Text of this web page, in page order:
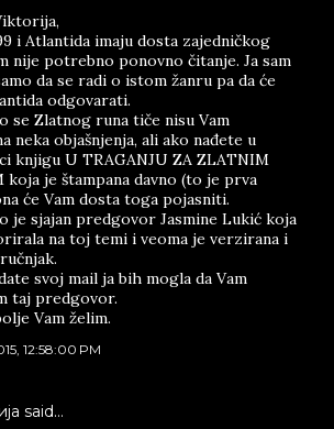
i Atlantida imaju dosta zajedničkog
nije potrebno ponovno čitanje. Ja sam
da se radi o istom žanru pa da će
odgovarati.
se Zlatnog runa tiče nisu Vam
neka objašnjenja, ali ako nađete u
knjigu U TRAGANJU ZA ZLATNIM
koja je štampana davno (to je prva
će Vam dosta toga pojasniti.
je sjajan predgovor Jasmine Lukić koja
na toj temi i veoma je verzirana i
svoj mail ja bih mogla da Vam
taj predgovor.
Vam želim.
12:58:00 PM
said…